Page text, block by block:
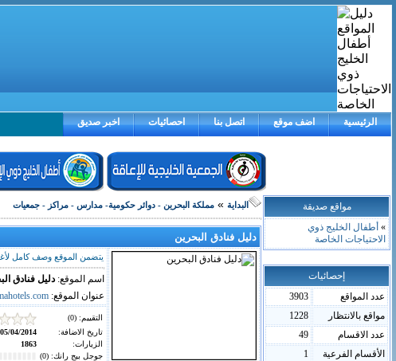
اخبر صديق احصائيات اتصل بنا اضف موقع الرئيسية
البداية » مملكة البحرين - دوائر حكومية- مدارس - مراكز - جمعيات
دليل فنادق البحرين
يتضمن الموقع وصف كامل
اسم الموقع:دليل فنادق
عنوان الموقع:
التقييم: (0
)
تاريخ الاضافة:
05/04/2014
الزيارات:
1863
جوجل بيج رانك: (0)
مواقع صديقة
» أطفال الخليج ذوي
الاحتياجات الخاصة
إحصائيات
عدد المواقع
3903
مواقع بالانتظار
1228
عدد الاقسام
49
الأقسام الفرعية
1